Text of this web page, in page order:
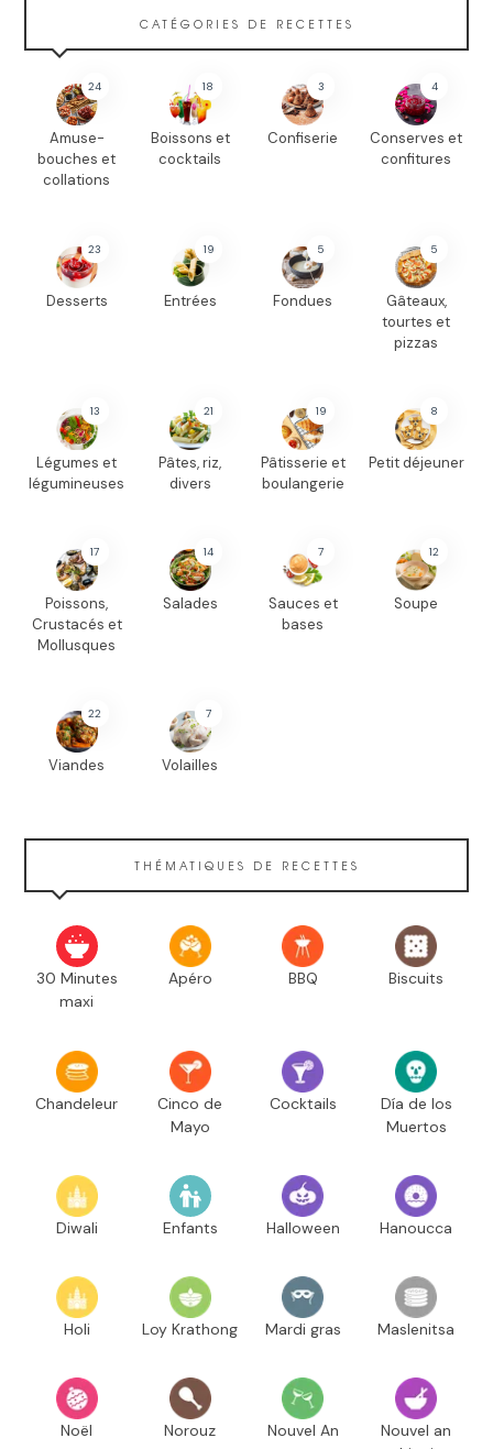
CATÉGORIES DE RECETTES
24
Amuse-
bouches et
collations
18
Boissons et
cocktails
3
Confiserie
4
Conserves et
confitures
23
Desserts
19
Entrées
5
Fondues
5
Gâteaux,
tourtes et
pizzas
13
Légumes et
légumineuses
21
Pâtes, riz,
divers
19
Pâtisserie et
boulangerie
8
Petit déjeuner
17
Poissons,
Crustacés et
Mollusques
14
Salades
7
Sauces et
bases
12
Soupe
22
Viandes
7
Volailles
THÉMATIQUES DE RECETTES
30 Minutes
maxi
Apéro BBQ Biscuits
Chandeleur
Cinco de
Mayo
Cocktails
Día de los
Muertos
Diwali Enfants Halloween Hanoucca
Holi Loy Krathong Mardi gras Maslenitsa
Noël Norouz Nouvel An
Nouvel an